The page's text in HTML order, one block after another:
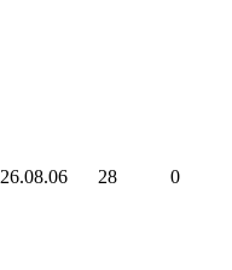
26.08.06 28 0